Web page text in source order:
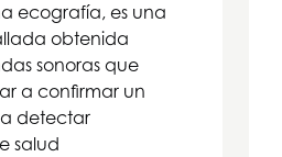
ecografía, es una
obtenida
sonoras que
a confirmar un
detectar
salud